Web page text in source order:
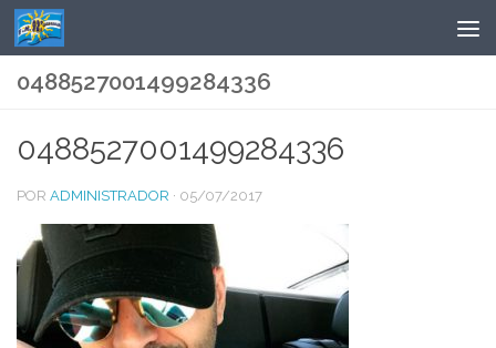
Saltar al contenido
0488527001499284336
0488527001499284336
POR ADMINISTRADOR · 05/07/2017